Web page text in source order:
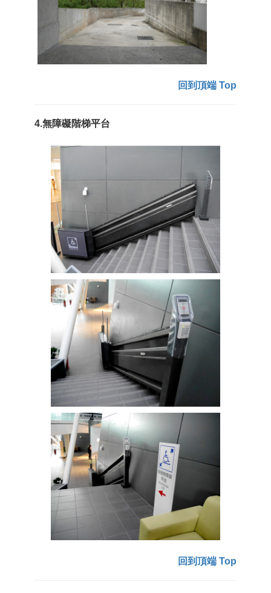
回到頂端 Top
4.無障礙階梯平台
回到頂端 Top